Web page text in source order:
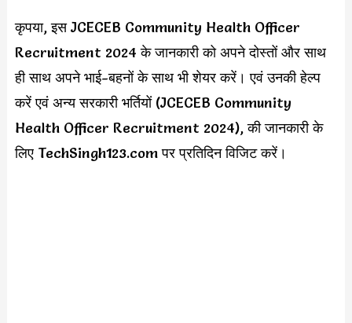
कृपया, इस JCECEB Community Health Officer
Recruitment 2024 के जानकारी को अपने दोस्तों और साथ
ही साथ अपने भाई-बहनों के साथ भी शेयर करें। एवं उनकी हेल्प
करें एवं अन्य सरकारी भर्तियों (JCECEB Community
Health Officer Recruitment 2024), की जानकारी के
लिए TechSingh123.com पर प्रतिदिन विजिट करें।